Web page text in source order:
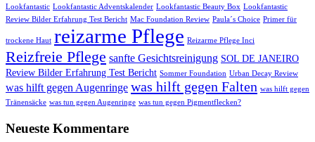
Lookfantastic Lookfantastic Adventskalender Lookfantastic Beauty Box Lookfantastic
Review Bilder Erfahrung Test Bericht Mac Foundation Review Paula´s Choice Primer für
trockene Haut reizarme Pflege Reizarme Pflege Inci
Reizfreie Pflege sanfte Gesichtsreinigung SOL DE JANEIRO
Review Bilder Erfahrung Test Bericht Sommer Foundation Urban Decay Review
was hilft gegen Augenringe was hilft gegen Falten was hilft gegen
Tränensäcke was tun gegen Augenringe was tun gegen Pigmentflecken?
Neueste Kommentare